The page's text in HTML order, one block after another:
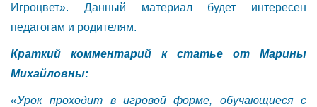
Игроцвет». Данный материал будет интересен
педагогам и родителям.
Краткий комментарий к статье от Марины
Михайловны:
«Урок проходит в игровой форме, обучающиеся с